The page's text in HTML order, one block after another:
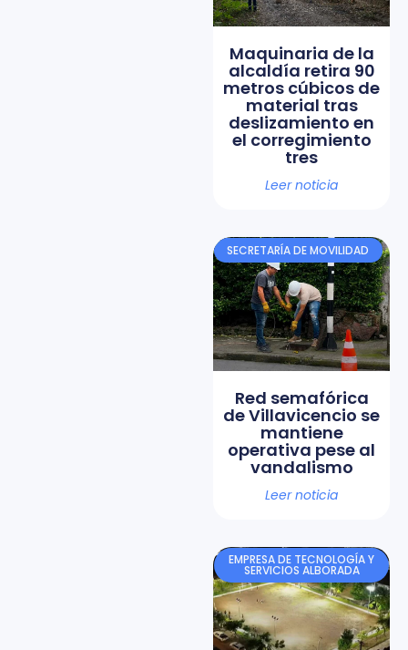
Maquinaria de la
alcaldía retira 90
metros cúbicos de
material tras
deslizamiento en
el corregimiento
tres
Leer noticia
SECRETARÍA DE MOVILIDAD
Red semafórica
de Villavicencio se
mantiene
operativa pese al
vandalismo
Leer noticia
EMPRESA DE TECNOLOGÍA Y
SERVICIOS ALBORADA